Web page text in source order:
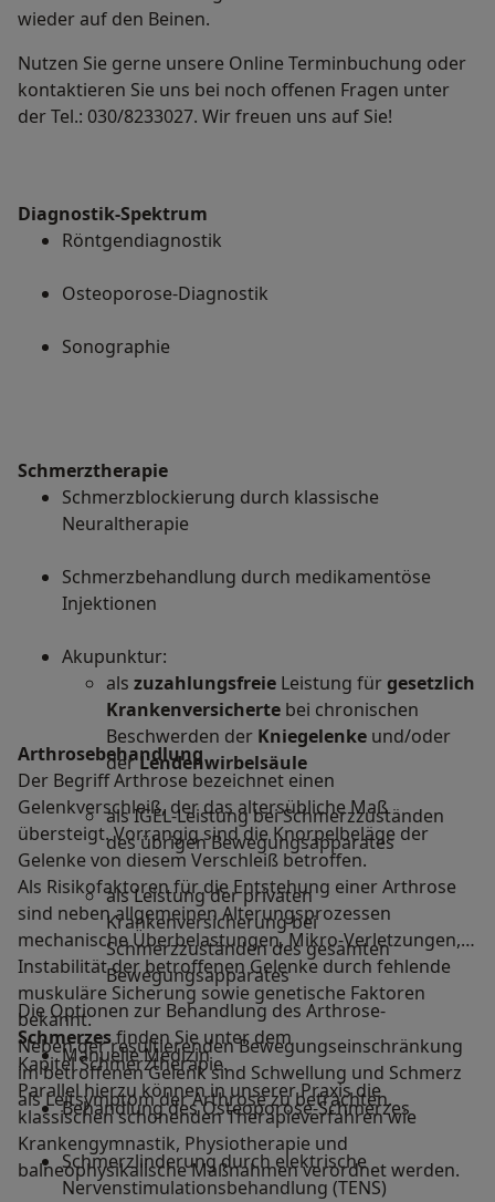
wieder auf den Beinen.
Nutzen Sie gerne unsere Online Terminbuchung oder
kontaktieren Sie uns bei noch offenen Fragen unter
der Tel.: 030/8233027. Wir freuen uns auf Sie!
Diagnostik-Spektrum
Röntgendiagnostik
Osteoporose-Diagnostik
Sonographie
Schmerztherapie
Schmerzblockierung durch klassische
Neuraltherapie
Schmerzbehandlung durch medikamentöse
Injektionen
Akupunktur:
als zuzahlungsfreie Leistung fürgesetzlich
Krankenversicherte bei chronischen
Beschwerden der Kniegelenke und/oder
derLendenwirbelsäule
als IGEL-Leistung bei Schmerzzuständen
des übrigen Bewegungsapparates
als Leistung der privaten
Krankenversicherung bei
Schmerzzuständen des gesamten
Bewegungsapparates
Manuelle Medizin
Behandlung des Osteoporose-Schmerzes
Schmerzlinderung durch elektrische
Nervenstimulationsbehandlung (TENS)
Arthrosebehandlung
Der Begriff Arthrose bezeichnet einen
Gelenkverschleiß, der das altersübliche Maß
übersteigt. Vorrangig sind die Knorpelbeläge der
Gelenke von diesem Verschleiß betroffen.
Als Risikofaktoren für die Entstehung einer Arthrose
sind neben allgemeinen Alterungsprozessen
mechanische Überbelastungen, Mikro-Verletzungen,
Instabilität der betroffenen Gelenke durch fehlende
muskuläre Sicherung sowie genetische Faktoren
bekannt.
Neben der resultierenden Bewegungseinschränkung
im betroffenen Gelenk sind Schwellung und Schmerz
als Leitsymptom der Arthrose zu betrachten.
Die Optionen zur Behandlung des Arthrose-
Schmerzesfinden Sie unter dem
Kapitel Schmerztherapie.
Parallel hierzu können in unserer Praxis die
klassischen schonenden Therapieverfahren wie
Krankengymnastik, Physiotherapie und
balneophysikalische Maßnahmen verordnet werden.